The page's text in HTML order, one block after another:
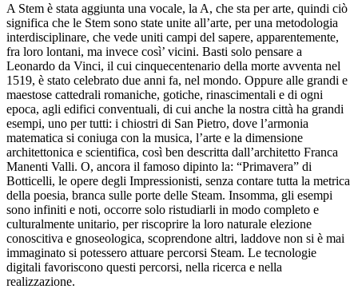
A Stem è stata aggiunta una vocale, la A, che sta per arte, quindi ciò
significa che le Stem sono state unite all’arte, per una metodologia
interdisciplinare, che vede uniti campi del sapere, apparentemente,
fra loro lontani, ma invece così’ vicini. Basti solo pensare a
Leonardo da Vinci, il cui cinquecentenario della morte avventa nel
1519, è stato celebrato due anni fa, nel mondo. Oppure alle grandi e
maestose cattedrali romaniche, gotiche, rinascimentali e di ogni
epoca, agli edifici conventuali, di cui anche la nostra città ha grandi
esempi, uno per tutti: i chiostri di San Pietro, dove l’armonia
matematica si coniuga con la musica, l’arte e la dimensione
architettonica e scientifica, così ben descritta dall’architetto Franca
Manenti Valli. O, ancora il famoso dipinto la: “Primavera” di
Botticelli, le opere degli Impressionisti, senza contare tutta la metrica
della poesia, branca sulle porte delle Steam. Insomma, gli esempi
sono infiniti e noti, occorre solo ristudiarli in modo completo e
culturalmente unitario, per riscoprire la loro naturale elezione
conoscitiva e gnoseologica, scoprendone altri, laddove non si è mai
immaginato si potessero attuare percorsi Steam. Le tecnologie
digitali favoriscono questi percorsi, nella ricerca e nella
realizzazione.